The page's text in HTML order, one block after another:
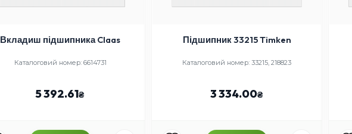
Вкладиш підшипника Claas
Каталоговий номер: 6614731
5 392.61
Підшипник 33215 Timken
Каталоговий номер: 33215, 218823
3 334.00